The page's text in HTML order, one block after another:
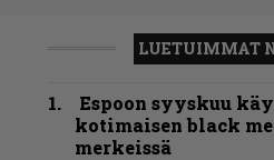
LUETUIMMAT
Espoon syyskuu
kotimaisen black
merkeissä